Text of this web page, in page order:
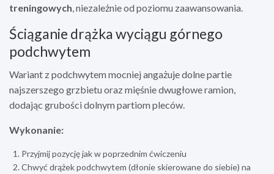
treningowych , niezależnie od poziomu zaawansowania.
Ściąganie drążka wyciągu górnego
podchwytem
Wariant z podchwytem mocniej angażuje dolne partie
najszerszego grzbietu oraz mięśnie dwugłowe ramion,
dodając grubości dolnym partiom pleców.
Wykonanie:
Przyjmij pozycję jak w poprzednim ćwiczeniu
Chwyć drążek podchwytem (dłonie skierowane do siebie) na